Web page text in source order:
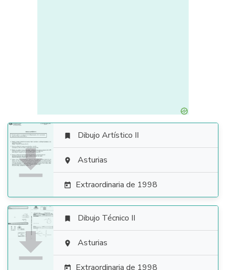

 Dibujo Artístico II
 Asturias
 Extraordinaria de 1998

 Dibujo Técnico II
 Asturias
 Extraordinaria de 1998